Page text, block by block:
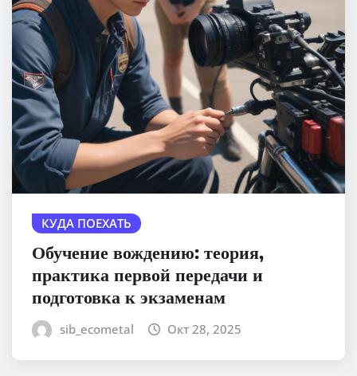
КУДА ПОЕХАТЬ
Обучение вождению: теория,
практика первой передачи и
подготовка к экзаменам
sib_ecometal Окт 28, 2025